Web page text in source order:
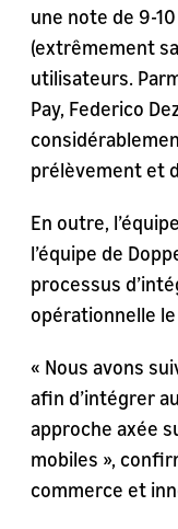
une note de 9-
(extrêmement
utilisateurs.
Pay, Federico
prélèvement et
En outre,
l’équipe de
processus
opérationnelle
« Nous avons
afin d’intégrer
approche axée
mobiles »,
commerce et